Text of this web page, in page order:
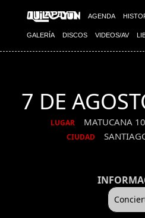
AGENDA
GALERÍA DISCOS VIDEOS/AV
7 DE
LUGAR MATUCANA
CIUDAD